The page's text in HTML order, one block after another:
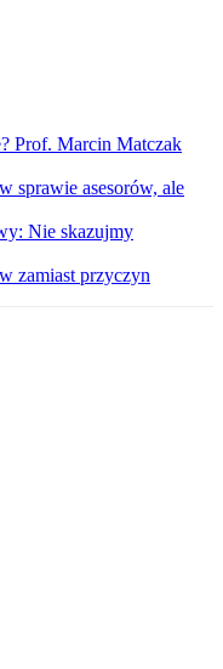
Prof. Marcin Matczak
sprawie asesorów, ale
Nie skazujmy
zamiast przyczyn